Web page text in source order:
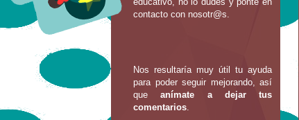
contacto con nosotr@s.
Nos resultaría muy útil tu ayuda
para poder seguir mejorando, así
queanímate a dejar tus
comentarios